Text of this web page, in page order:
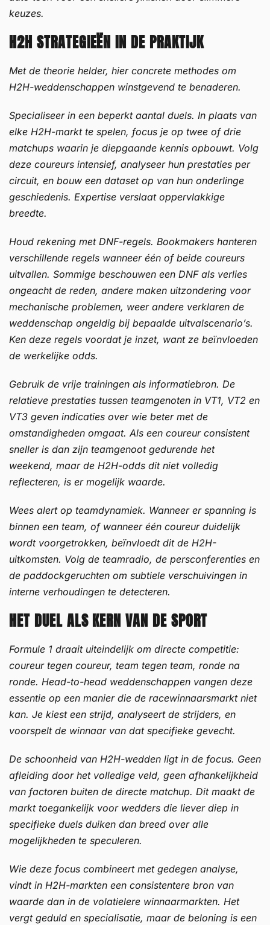
keuzes.
H2H STRATEGIEËN IN DE PRAKTIJK
Met de theorie helder, hier concrete methodes om
H2H-weddenschappen winstgevend te benaderen.
Specialiseer in een beperkt aantal duels. In plaats van
elke H2H-markt te spelen, focus je op twee of drie
matchups waarin je diepgaande kennis opbouwt. Volg
deze coureurs intensief, analyseer hun prestaties per
circuit, en bouw een dataset op van hun onderlinge
geschiedenis. Expertise verslaat oppervlakkige
breedte.
Houd rekening met DNF-regels. Bookmakers hanteren
verschillende regels wanneer één of beide coureurs
uitvallen. Sommige beschouwen een DNF als verlies
ongeacht de reden, andere maken uitzondering voor
mechanische problemen, weer andere verklaren de
weddenschap ongeldig bij bepaalde uitvalscenario’s.
Ken deze regels voordat je inzet, want ze beïnvloeden
de werkelijke odds.
Gebruik de vrije trainingen als informatiebron. De
relatieve prestaties tussen teamgenoten in VT1, VT2 en
VT3 geven indicaties over wie beter met de
omstandigheden omgaat. Als een coureur consistent
sneller is dan zijn teamgenoot gedurende het
weekend, maar de H2H-odds dit niet volledig
reflecteren, is er mogelijk waarde.
Wees alert op teamdynamiek. Wanneer er spanning is
binnen een team, of wanneer één coureur duidelijk
wordt voorgetrokken, beïnvloedt dit de H2H-
uitkomsten. Volg de teamradio, de persconferenties en
de paddockgeruchten om subtiele verschuivingen in
interne verhoudingen te detecteren.
HET DUEL ALS KERN VAN DE SPORT
Formule 1 draait uiteindelijk om directe competitie:
coureur tegen coureur, team tegen team, ronde na
ronde. Head-to-head weddenschappen vangen deze
essentie op een manier die de racewinnaarsmarkt niet
kan. Je kiest een strijd, analyseert de strijders, en
voorspelt de winnaar van dat specifieke gevecht.
De schoonheid van H2H-wedden ligt in de focus. Geen
afleiding door het volledige veld, geen afhankelijkheid
van factoren buiten de directe matchup. Dit maakt de
markt toegankelijk voor wedders die liever diep in
specifieke duels duiken dan breed over alle
mogelijkheden te speculeren.
Wie deze focus combineert met gedegen analyse,
vindt in H2H-markten een consistentere bron van
waarde dan in de volatielere winnaarmarkten. Het
vergt geduld en specialisatie, maar de beloning is een